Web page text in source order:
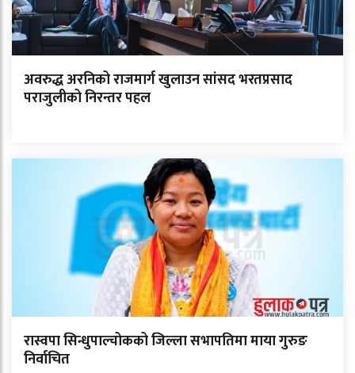
अवरुद्ध अरनिको राजमार्ग खुलाउन सांसद भरतप्रसाद
पराजुलीको निरन्तर पहल
रास्वपा सिन्धुपाल्चोकको जिल्ला सभापतिमा माया गुरुङ
निर्वाचित